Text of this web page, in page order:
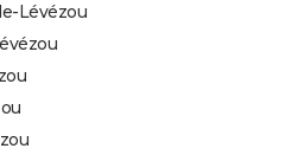
Lévézou